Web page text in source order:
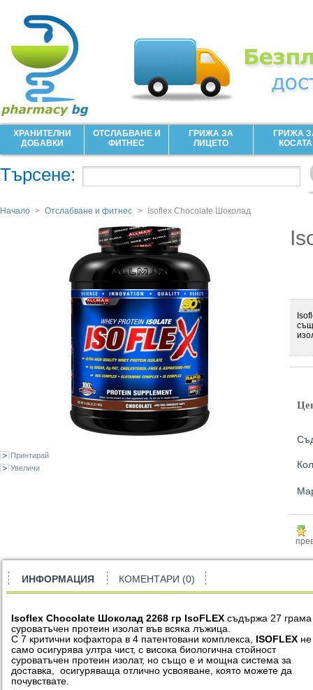
ХРАНИТЕЛНИ
ДОБАВКИ
ОТСЛАБВАНЕ И
ФИТНЕС
ГРИЖА ЗА
ЛИЦЕТО
ГРИЖА
КОСАТА
Търсене:
Начало > Отслабване и фитнес > Isoflex Chocolate Шоколад
Принтирай
Увеличи
ИНФОРМАЦИЯ КОМЕНТАРИ (0)
Isoflex Chocolate Шоколад 2268 гр IsoFLEX съдържа 27 грама
суроватъчен протеин изолат във всяка лъжица.
С 7 критични кофактора в 4 патентовани комплекса, ISOFLEX не
само осигурява ултра чист, с висока биологична стойност
суроватъчен протеин изолат, но също е и мощна система за
доставка, осигуряваща отлично усвояване, която можете да
почувствате.